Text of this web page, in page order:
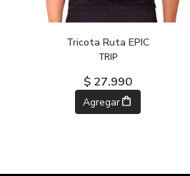
Tricota Ruta EPIC
TRIP
$ 27.990
Agregar